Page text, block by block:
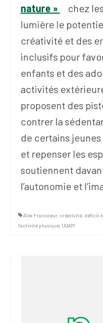
nature »
chez
lumière le
créativité et des
inclusifs pour
enfants et des
activités
proposent des
contrer la
de certains
et repenser les
soutiennent
l’autonomie et
Alex Francoeur, créativité, déficit
l’activité physique, UQAM